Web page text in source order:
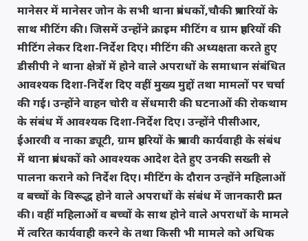
मानेसर में मानेसर जोन के सभी थाना प्रबंधकों,चौकी प्रभारियों के
साथ मीटिंग की। जिसमें उन्होंने क्राइम मीटिंग व ग्राम प्रहरियों की
मीटिंग लेकर दिशा-निर्देश दिए। मीटिंग की अध्यक्षता करते हुए
डीसीपी ने थाना क्षेत्रों में होने वाले अपराधों के समाधान संबंधित
आवश्यक दिशा-निर्देश दिए वहीं मुख्य मुद्दों तथा मामलों पर चर्चा
की गई। उन्होंने वाहन चोरी व सेंधमारी की घटनाओं की रोकथाम
के संबंध में आवश्यक दिशा-निर्देश दिए। उन्होंने पीसीआर,
ईआरवी व नाका ड्यूटी, ग्राम प्रहरियों के प्रभावी कार्यवाही के संबंध
में थाना प्रबंधकों को आवश्यक आदेश देते हुए उनकी सख्ती से
पालना कराने को निर्देश दिए। मीटिंग के दौरान उन्होंने महिलाओं
व बच्चों के विरूद्ध होने वाले अपराधों के संबंध में जानकारी प्राप्त
की। वहीं महिलाओं व बच्चों के साथ होने वाले अपराधों के मामले
में त्वरित कार्यवाही करने के तथा किसी भी मामले को अधिक